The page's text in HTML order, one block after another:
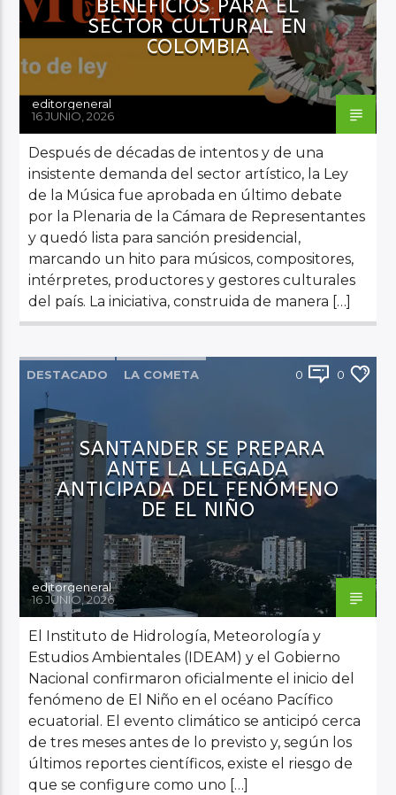
BENEFICIOS PARA EL
SECTOR CULTURAL EN
COLOMBIA
editorgeneral
16 JUNIO, 2026
Después de décadas de intentos y de una
insistente demanda del sector artístico, la Ley
de la Música fue aprobada en último debate
por la Plenaria de la Cámara de Representantes
y quedó lista para sanción presidencial,
marcando un hito para músicos, compositores,
intérpretes, productores y gestores culturales
del país. La iniciativa, construida de manera […]
DESTACADO LA COMETA
MEDIO AMBIENTE
PRINCIPAL REGIÓN SIN CATEGORÍA
0 0
SANTANDER SE PREPARA
ANTE LA LLEGADA
ANTICIPADA DEL FENÓMENO
DE EL NIÑO
editorgeneral
16 JUNIO, 2026
El Instituto de Hidrología, Meteorología y
Estudios Ambientales (IDEAM) y el Gobierno
Nacional confirmaron oficialmente el inicio del
fenómeno de El Niño en el océano Pacífico
ecuatorial. El evento climático se anticipó cerca
de tres meses antes de lo previsto y, según los
últimos reportes científicos, existe el riesgo de
que se configure como uno […]